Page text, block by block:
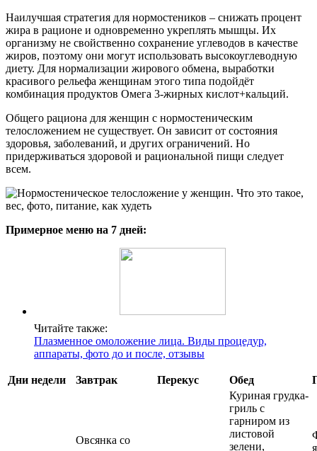
Наилучшая стратегия для нормостеников – снижать процент
жира в рационе и одновременно укреплять мышцы. Их
организму не свойственно сохранение углеводов в качестве
жиров, поэтому они могут использовать высокоуглеводную
диету. Для нормализации жирового обмена, выработки
красивого рельефа женщинам этого типа подойдёт
комбинация продуктов Омега 3-жирных кислот+кальций.
Общего рациона для женщин с нормостеническим
телосложением не существует. Он зависит от состояния
здоровья, заболеваний, и других ограничений. Но
придерживаться здоровой и рациональной пищи следует
всем.
Примерное меню на 7 дней:
Читайте также:
Плазменное омоложение лица. Виды процедур,
аппараты, фото до и после, отзывы
Дни недели Завтрак Перекус Обед
Овсянка со
Куриная грудка-
гриль с
гарниром из
листовой
зелени,